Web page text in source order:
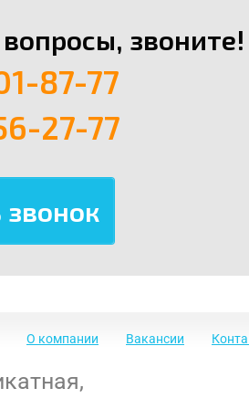
звоните!
87-77
27-77
О компании Вакансии